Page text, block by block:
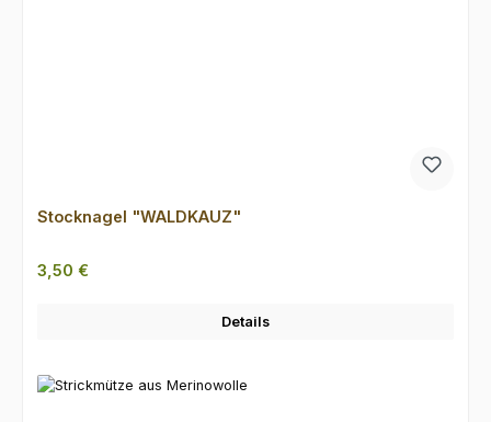
Stocknagel "WALDKAUZ"
Regulärer Preis:
3,50 €
Details